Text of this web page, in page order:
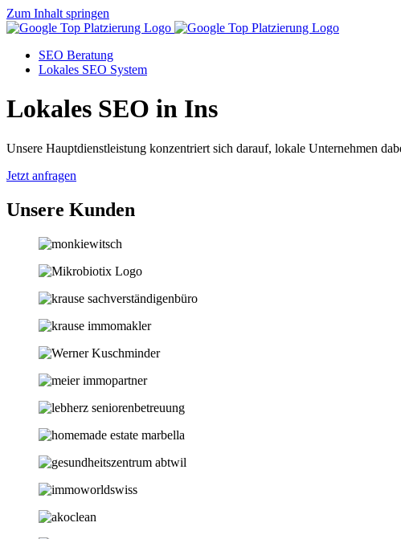
Zum Inhalt springen
SEO Beratung
Lokales SEO System
Lokales SEO in Ins
Unsere Hauptdienstleistung konzentriert sich darauf, lokale Unternehmen
Jetzt anfragen
Unsere Kunden